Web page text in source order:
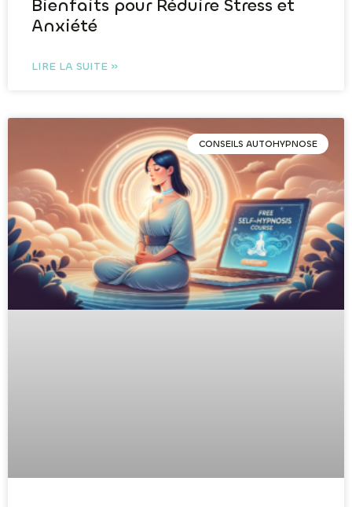
Bienfaits pour Réduire Stress et
Anxiété
LIRE LA SUITE »
CONSEILS AUTOHYPNOSE